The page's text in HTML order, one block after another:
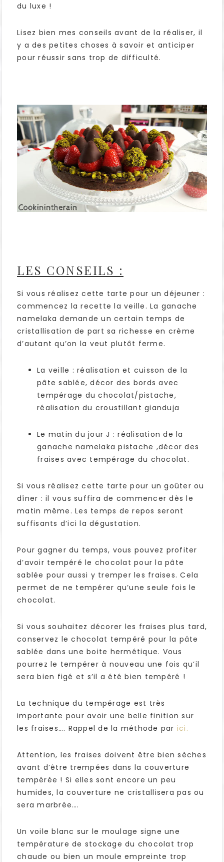
du luxe !
Lisez bien mes conseils avant de la réaliser, il
y a des petites choses à savoir et anticiper
pour réussir sans trop de difficulté.
LES CONSEILS :
Si vous réalisez cette tarte pour un déjeuner :
commencez la recette la veille. La ganache
namelaka demande un certain temps de
cristallisation de part sa richesse en crème
d’autant qu’on la veut plutôt ferme.
La veille : réalisation et cuisson de la
pâte sablée, décor des bords avec
tempérage du chocolat/pistache,
réalisation du croustillant gianduja
Le matin du jour J : réalisation de la
ganache namelaka pistache ,décor des
fraises avec tempérage du chocolat.
Si vous réalisez cette tarte pour un goûter ou
dîner : il vous suffira de commencer dès le
matin même. Les temps de repos seront
suffisants d’ici la dégustation.
Pour gagner du temps, vous pouvez profiter
d’avoir tempéré le chocolat pour la pâte
sablée pour aussi y tremper les fraises. Cela
permet de ne tempérer qu’une seule fois le
chocolat.
Si vous souhaitez décorer les fraises plus tard,
conservez le chocolat tempéré pour la pâte
sablée dans une boite hermétique. Vous
pourrez le tempérer à nouveau une fois qu’il
sera bien figé et s’il a été bien tempéré !
La technique du tempérage est très
importante pour avoir une belle finition sur
les fraises…. Rappel de la méthode par ici.
Attention, les fraises doivent être bien sèches
avant d’être trempées dans la couverture
tempérée ! Si elles sont encore un peu
humides, la couverture ne cristallisera pas ou
sera marbrée….
Un voile blanc sur le moulage signe une
température de stockage du chocolat trop
chaude ou bien un moule empreinte trop